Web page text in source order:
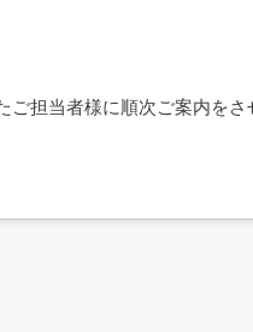
担当者様に順次ご案内を